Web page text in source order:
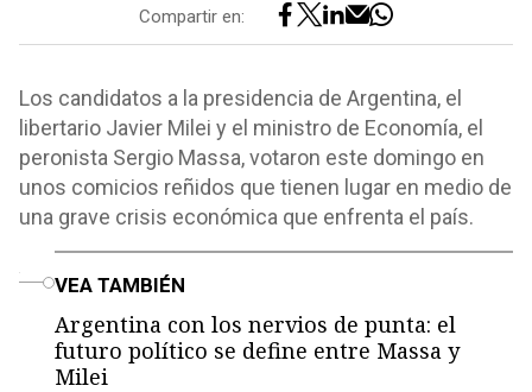
Compartir en:
Los candidatos a la presidencia de Argentina, el
libertario Javier Milei y el ministro de Economía, el
peronista Sergio Massa, votaron este domingo en
unos comicios reñidos que tienen lugar en medio de
una grave crisis económica que enfrenta el país.
VEA TAMBIÉN
Argentina con los nervios de punta: el
futuro político se define entre Massa y
Milei